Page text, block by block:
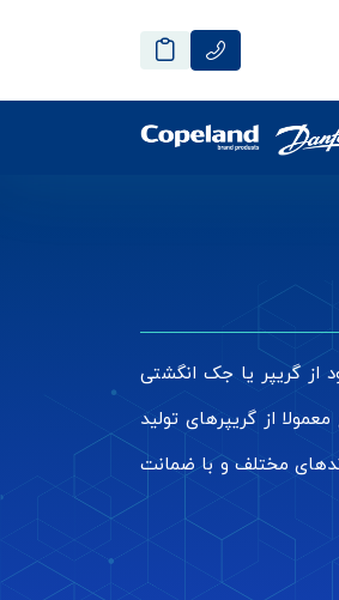
از گریپر یا جک انگشتی
از گریپرهای تولید
مختلف و با ضمانت